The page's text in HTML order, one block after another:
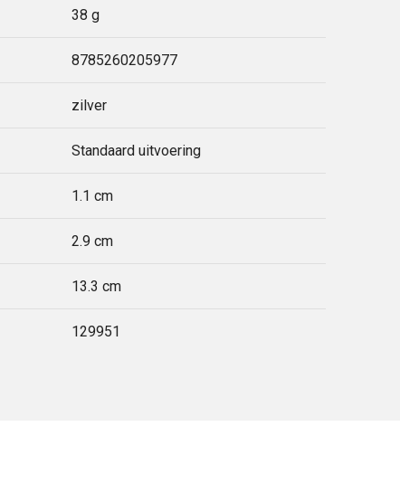
38 g
8785260205977
zilver
Standaard uitvoering
1.1 cm
2.9 cm
13.3 cm
129951